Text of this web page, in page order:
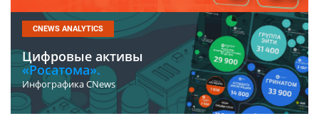
CNEWS ANALYTICS
Цифровые активы
«Росатома».
Инфографика CNews